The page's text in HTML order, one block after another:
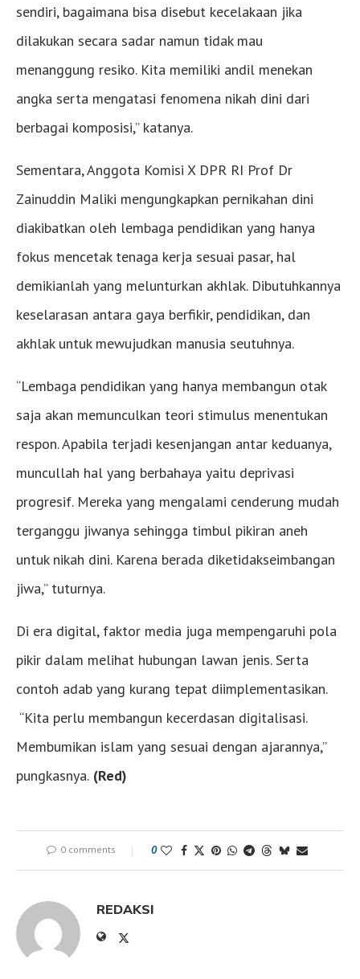
sendiri, bagaimana bisa disebut kecelakaan jika
dilakukan secara sadar namun tidak mau
menanggung resiko. Kita memiliki andil menekan
angka serta mengatasi fenomena nikah dini dari
berbagai komposisi,” katanya.
Sementara, Anggota Komisi X DPR RI Prof Dr
Zainuddin Maliki mengungkapkan pernikahan dini
diakibatkan oleh lembaga pendidikan yang hanya
fokus mencetak tenaga kerja sesuai pasar, hal
demikianlah yang melunturkan akhlak. Dibutuhkannya
keselarasan antara gaya berfikir, pendidikan, dan
akhlak untuk mewujudkan manusia seutuhnya.
“Lembaga pendidikan yang hanya membangun otak
saja akan memunculkan teori stimulus menentukan
respon. Apabila terjadi kesenjangan antar keduanya,
muncullah hal yang berbahaya yaitu deprivasi
progresif. Mereka yang mengalami cenderung mudah
terganggu jiwanya sehingga timbul pikiran aneh
untuk nikah dini. Karena berada diketidakseimbangan
jiwa,” tuturnya.
Di era digital, faktor media juga mempengaruhi pola
pikir dalam melihat hubungan lawan jenis. Serta
contoh adab yang kurang tepat diimplementasikan.
“Kita perlu membangun kecerdasan digitalisasi.
Membumikan islam yang sesuai dengan ajarannya,”
pungkasnya. (Red)
0 comments 0
REDAKSI